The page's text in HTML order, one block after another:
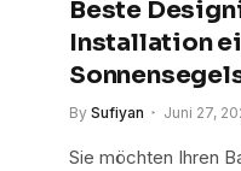
Beste
Installation
By Sufiyan Juni 27,
Sie möchten Ihren